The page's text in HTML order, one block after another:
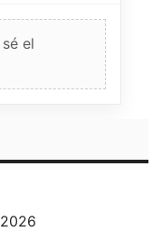
el